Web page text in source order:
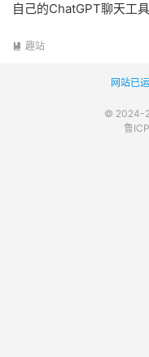
自己的ChatGPT聊天工具
 趣站
网站已
© 2024-
鲁